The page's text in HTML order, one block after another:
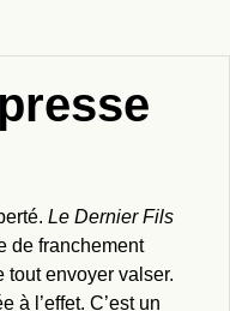
Le Dernier Fils
de franchement
tout envoyer valser.
à l’effet. C’est un